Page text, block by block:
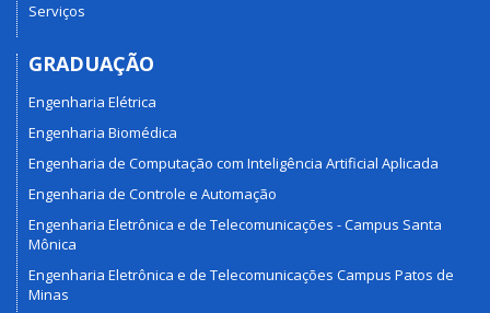
Serviços
GRADUAÇÃO
Engenharia Elétrica
Engenharia Biomédica
Engenharia de Computação com Inteligência Artificial Aplicada
Engenharia de Controle e Automação
Engenharia Eletrônica e de Telecomunicações - Campus Santa
Mônica
Engenharia Eletrônica e de Telecomunicações Campus Patos de
Minas